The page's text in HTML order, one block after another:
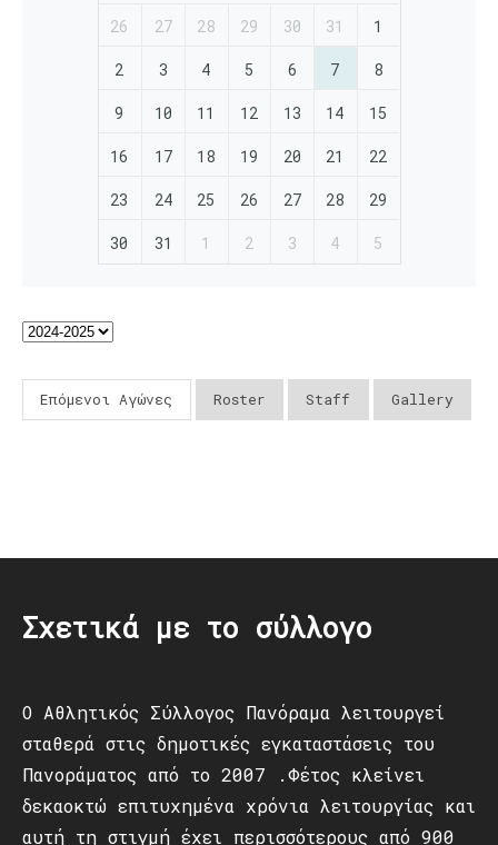
26 27 28 29 30 31 1
2 3 4 5 6 7 8
9 10 11 12 13 14 15
16 17 18 19 20 21 22
23 24 25 26 27 28 29
30 31 1 2 3 4 5
Επόμενοι Αγώνες Roster Staff Gallery
Σχετικά με το σύλλογο
Ο Αθλητικός Σύλλογος Πανόραμα λειτουργεί
σταθερά στις δημοτικές εγκαταστάσεις του
Πανοράματος από το 2007 .Φέτος κλείνει
δεκαοκτώ επιτυχημένα χρόνια λειτουργίας και
αυτή τη στιγμή έχει περισσότερους από 900